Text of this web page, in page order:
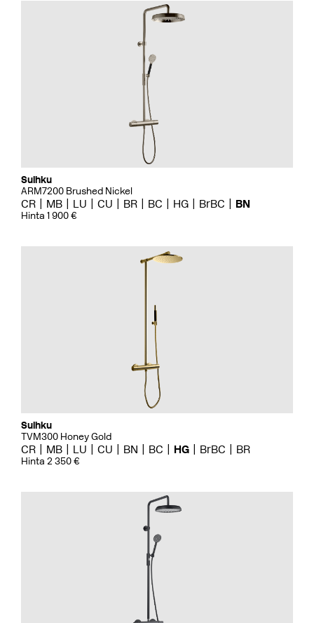
Suihku
ARM7200 Brushed Nickel
CR MB LU CU BR BC HG BrBC BN
Hinta 1 900 €
Suihku
TVM300 Honey Gold
CR MB LU CU BN BC HG BrBC BR
Hinta 2 350 €